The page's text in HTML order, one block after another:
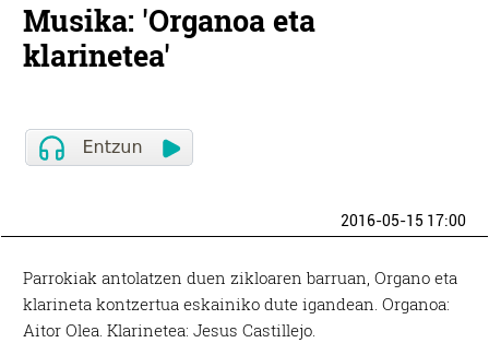
Musika: 'Organoa eta
klarinetea'
2016-05-15 17:00
Parrokiak antolatzen duen zikloaren barruan, Organo eta
klarineta kontzertua eskainiko dute igandean. Organoa:
Aitor Olea. Klarinetea: Jesus Castillejo.